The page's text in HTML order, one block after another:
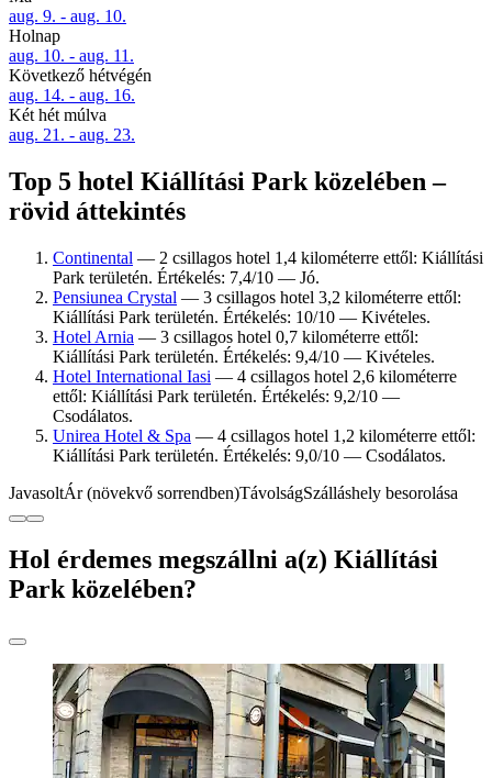
aug. 9. - aug. 10.
Holnap
aug. 10. - aug. 11.
Következő hétvégén
aug. 14. - aug. 16.
Két hét múlva
aug. 21. - aug. 23.
Top 5 hotel Kiállítási Park közelében –
rövid áttekintés
Continental — 2 csillagos hotel 1,4 kilométerre ettől: Kiállítási
Park területén. Értékelés: 7,4/10 — Jó.
Pensiunea Crystal — 3 csillagos hotel 3,2 kilométerre ettől:
Kiállítási Park területén. Értékelés: 10/10 — Kivételes.
Hotel Arnia — 3 csillagos hotel 0,7 kilométerre ettől:
Kiállítási Park területén. Értékelés: 9,4/10 — Kivételes.
Hotel International Iasi — 4 csillagos hotel 2,6 kilométerre
ettől: Kiállítási Park területén. Értékelés: 9,2/10 —
Csodálatos.
Unirea Hotel & Spa — 4 csillagos hotel 1,2 kilométerre ettől:
Kiállítási Park területén. Értékelés: 9,0/10 — Csodálatos.
JavasoltÁr (növekvő sorrendben)TávolságSzálláshely besorolása
Hol érdemes megszállni a(z) Kiállítási
Park közelében?